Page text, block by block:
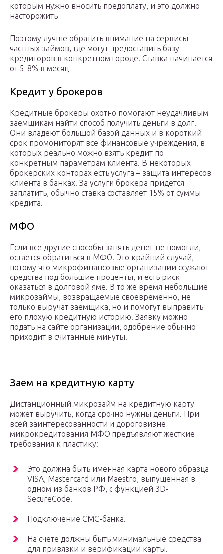
которым нужно вносить предоплату, и это должно
насторожить
Поэтому лучше обратить внимание на сервисы
частных займов, где могут предоставить базу
кредиторов в конкретном городе. Ставка начинается
от 5-8% в месяц
Кредит у брокеров
Кредитные брокеры охотно помогают неудачливым
заемщикам найти способ получить деньги в долг.
Они владеют большой базой данных и в короткий
срок промониторят все финансовые учреждения, в
которых реально можно взять кредит по
конкретным параметрам клиента. В некоторых
брокерских конторах есть услуга – защита интересов
клиента в банках. За услуги брокера придется
заплатить, обычно ставка составляет 15% от суммы
кредита.
МФО
Если все другие способы занять денег не помогли,
остается обратиться в МФО. Это крайний случай,
потому что микрофинансовые организации ссужают
средства под большие проценты, и есть риск
оказаться в долговой яме. В то же время небольшие
микрозаймы, возвращаемые своевременно, не
только выручат заемщика, но и помогут выправить
его плохую кредитную историю. Заявку можно
подать на сайте организации, одобрение обычно
приходит в считанные минуты.
Заем на кредитную карту
Дистанционный микрозайм на кредитную карту
может выручить, когда срочно нужны деньги. При
всей заинтересованности и дороговизне
микрокредитования МФО предъявляют жесткие
требования к пластику:
Это должна быть именная карта нового образца
VISA, Mastercard или Maestro, выпущенная в
одном из банков РФ, с функцией 3D-
SecureCode.
Подключение СМС-банка.
На счете должны быть минимальные средства
для привязки и верификации карты.